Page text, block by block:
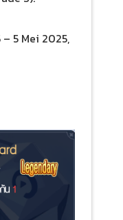
5 Mei 2025,